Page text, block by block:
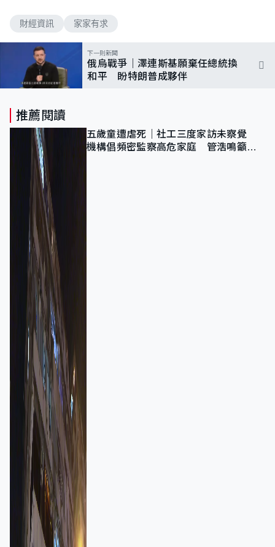
財經資訊 家家有求
下一則新聞
俄烏戰爭｜澤連斯基願棄任總統換
和平 盼特朗普成夥伴
推薦閱讀
五歲童遭虐死｜社工三度家訪未察覺
機構倡頻密監察高危家庭 管浩鳴籲加